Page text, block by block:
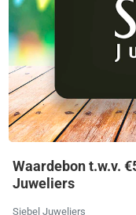
Waardebon t.w.v.
Juweliers
Siebel Juweliers